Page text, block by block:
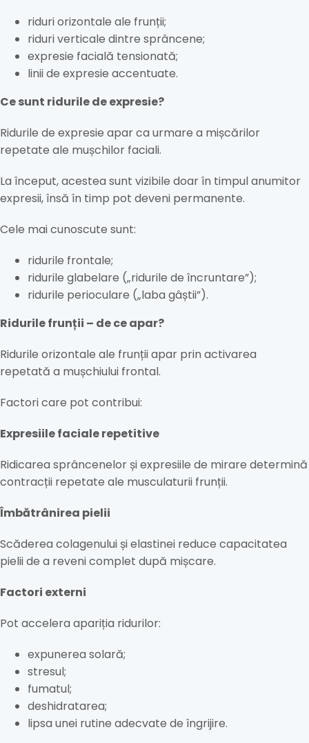
riduri orizontale ale frunții;
riduri verticale dintre sprâncene;
expresie facială tensionată;
linii de expresie accentuate.
Ce sunt ridurile de expresie?
Ridurile de expresie apar ca urmare a mișcărilor
repetate ale mușchilor faciali.
La început, acestea sunt vizibile doar în timpul anumitor
expresii, însă în timp pot deveni permanente.
Cele mai cunoscute sunt:
ridurile frontale;
ridurile glabelare („ridurile de încruntare”);
ridurile perioculare („laba gâștii”).
Ridurile frunții – de ce apar?
Ridurile orizontale ale frunții apar prin activarea
repetată a mușchiului frontal.
Factori care pot contribui:
Expresiile faciale repetitive
Ridicarea sprâncenelor și expresiile de mirare determină
contracții repetate ale musculaturii frunții.
Îmbătrânirea pielii
Scăderea colagenului și elastinei reduce capacitatea
pielii de a reveni complet după mișcare.
Factori externi
Pot accelera apariția ridurilor:
expunerea solară;
stresul;
fumatul;
deshidratarea;
lipsa unei rutine adecvate de îngrijire.